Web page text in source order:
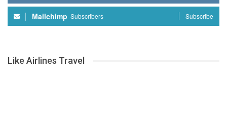
Mailchimp Subscribers Subscribe
Like Airlines Travel